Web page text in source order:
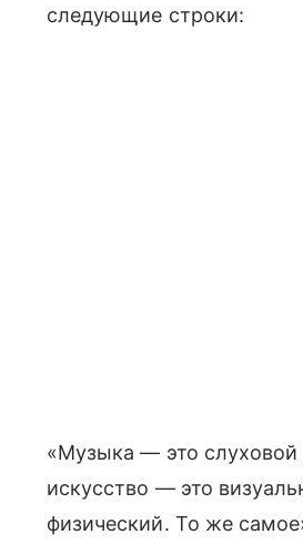
следующие строки:
«Музыка — это слуховой
искусство — это
физический. То же